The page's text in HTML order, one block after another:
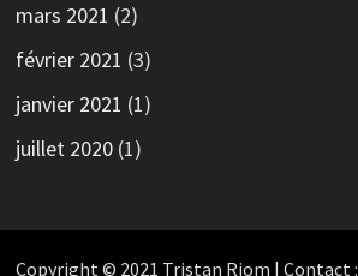
mars 2021 (2)
février 2021 (3)
janvier 2021 (1)
juillet 2020 (1)
Copyright © 2021 Tristan Riom | Contact :